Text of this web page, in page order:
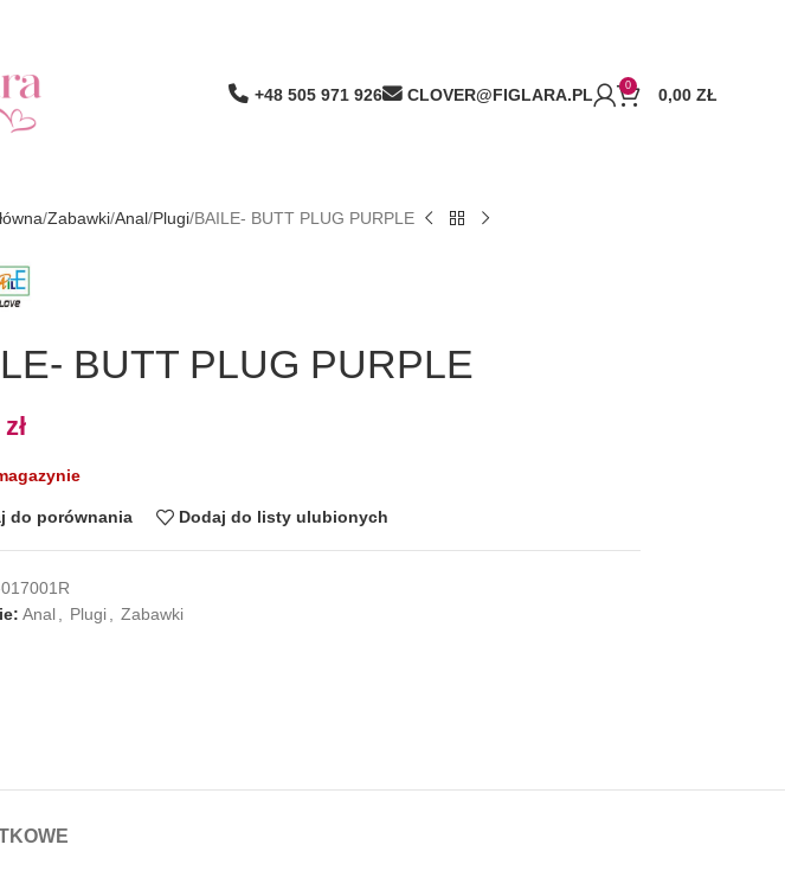
+48 505 971 926 CLOVER@FIGLARA.PL 0 0,00 ZŁ
Zabawki Anal Plugi BAILE- BUTT PLUG PURPLE
BUTT PLUG PURPLE
zł
do porównania Dodaj do listy ulubionych
Anal Plugi Zabawki